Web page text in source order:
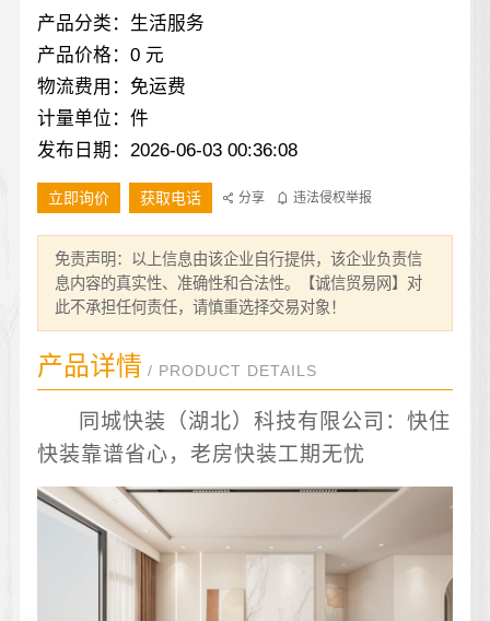
产品分类：生活服务
产品价格：0 元
物流费用：免运费
计量单位：件
发布日期：2026-06-03 00:36:08
立即询价 获取电话 分享 违法侵权举报
免责声明：以上信息由该企业自行提供，该企业负责信
息内容的真实性、准确性和合法性。【诚信贸易网】对
此不承担任何责任，请慎重选择交易对象！
产品详情 / PRODUCT DETAILS
同城快装（湖北）科技有限公司：快住
快装靠谱省心，老房快装工期无忧